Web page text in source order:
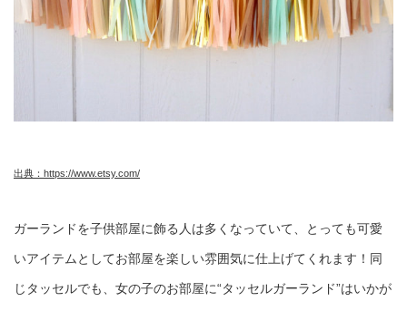
出典：https://www.etsy.com/
ガーランドを子供部屋に飾る人は多くなっていて、とっても可愛
いアイテムとしてお部屋を楽しい雰囲気に仕上げてくれます！同
じタッセルでも、女の子のお部屋に“タッセルガーランド”はいかが